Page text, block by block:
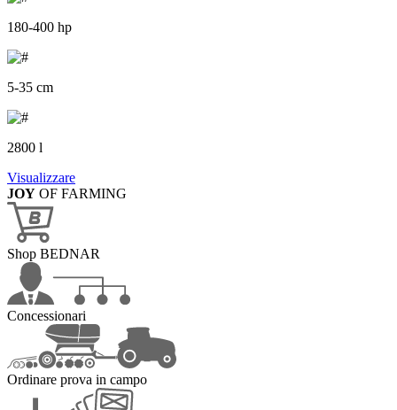
180-400 hp
5-35 cm
2800 l
Visualizzare
JOY OF FARMING
Shop BEDNAR
Concessionari
Ordinare prova in campo